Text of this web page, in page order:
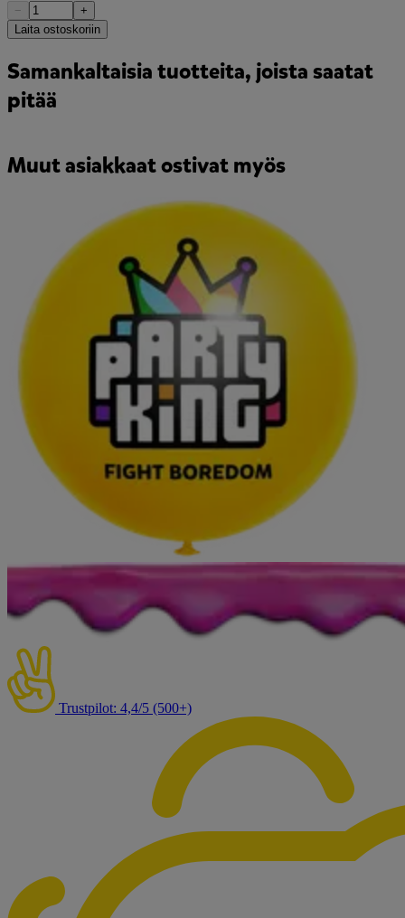
−
+
Laita ostoskoriin
Samankaltaisia tuotteita, joista saatat
pitää
Muut asiakkaat ostivat myös
Trustpilot: 4,4/5 (500+)